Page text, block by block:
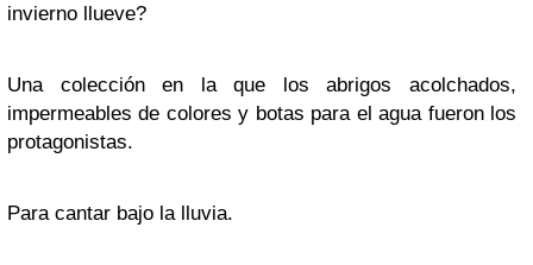
invierno llueve?
Una colección en la que los abrigos acolchados,
impermeables de colores y botas para el agua fueron los
protagonistas.
Para cantar bajo la lluvia.